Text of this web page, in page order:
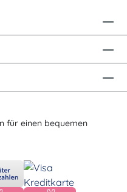
für einen bequemen